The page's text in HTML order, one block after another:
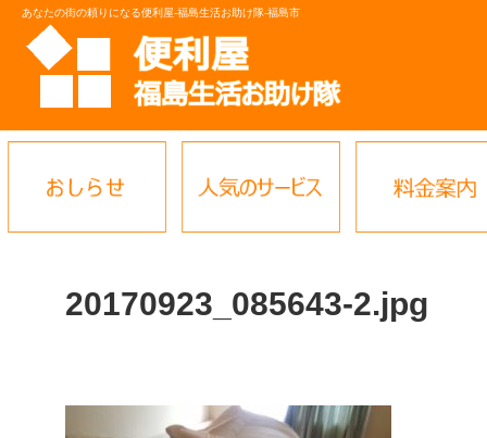
あなたの街の頼りになる便利屋-福島生活お助け隊-福島市
20170923_085643-2.jpg